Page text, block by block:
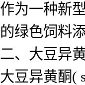
作为一种新
的绿色饲料
二、大豆异
大豆异黄酮(